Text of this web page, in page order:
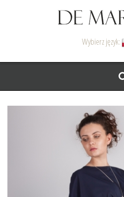
Wybierz język: